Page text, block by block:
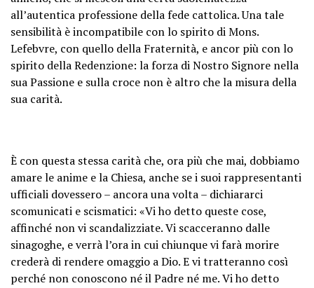
all’autentica professione della fede cattolica. Una tale
sensibilità è incompatibile con lo spirito di Mons.
Lefebvre, con quello della Fraternità, e ancor più con lo
spirito della Redenzione: la forza di Nostro Signore nella
sua Passione e sulla croce non è altro che la misura della
sua carità.
È con questa stessa carità che, ora più che mai, dobbiamo
amare le anime e la Chiesa, anche se i suoi rappresentanti
ufficiali dovessero – ancora una volta – dichiararci
scomunicati e scismatici: «Vi ho detto queste cose,
affinché non vi scandalizziate. Vi scacceranno dalle
sinagoghe, e verrà l’ora in cui chiunque vi farà morire
crederà di rendere omaggio a Dio. E vi tratteranno così
perché non conoscono né il Padre né me. Vi ho detto